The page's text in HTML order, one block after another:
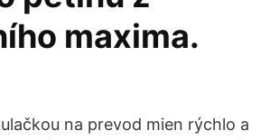
maxima.
na prevod mien rýchlo a